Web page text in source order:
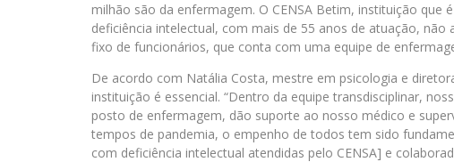
milhão são da enfermagem. O CENSA Betim, instituição que
deficiência intelectual, com mais de 55 anos de atuação,
fixo de funcionários, que conta com uma equipe de
De acordo com Natália Costa, mestre em psicologia e
instituição é essencial. “Dentro da equipe transdisciplinar,
posto de enfermagem, dão suporte ao nosso médico e
tempos de pandemia, o empenho de todos tem sido
com deficiência intelectual atendidas pelo CENSA] e